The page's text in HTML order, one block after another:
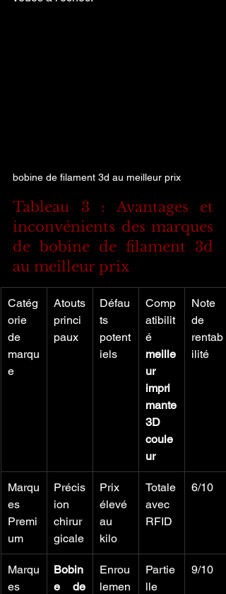
bobine de filament 3d au meilleur prix
Tableau 3 : Avantages et
inconvénients des marques
de bobine de filament 3d
au meilleur prix
Catég
orie
de
marqu
e
Atouts
princi
paux
Défau
ts
potent
iels
Comp
atibilit
meille
ur
impri
mante
3D
coule
ur
Note
de
rentab
ilité
Marqu
es
Premi
um
Précis
ion
chirur
gicale
Prix
élevé
au
kilo
Totale
avec
RFID
6/10
Marqu
es
Bobin
e de
Enrou
lemen
Partie
lle
9/10